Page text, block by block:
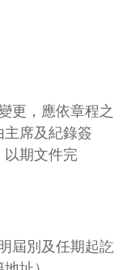
更，應依章程之
席及紀錄簽
以期文件完
屆別及任期起訖